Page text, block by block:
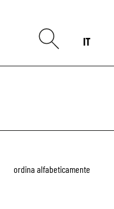
IT
ordina alfabeticamente